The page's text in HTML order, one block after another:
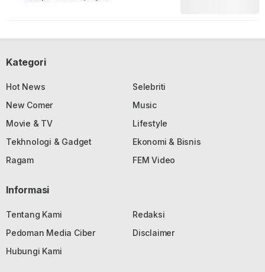
Kategori
Hot News
Selebriti
New Comer
Music
Movie & TV
Lifestyle
Tekhnologi & Gadget
Ekonomi & Bisnis
Ragam
FEM Video
Informasi
Tentang Kami
Redaksi
Pedoman Media Ciber
Disclaimer
Hubungi Kami